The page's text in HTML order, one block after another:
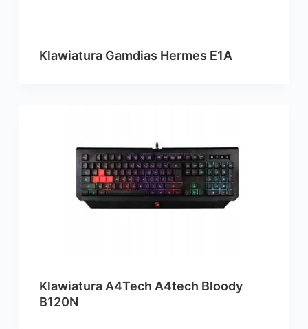
Klawiatura Gamdias Hermes E1A
Klawiatura A4Tech A4tech Bloody
B120N